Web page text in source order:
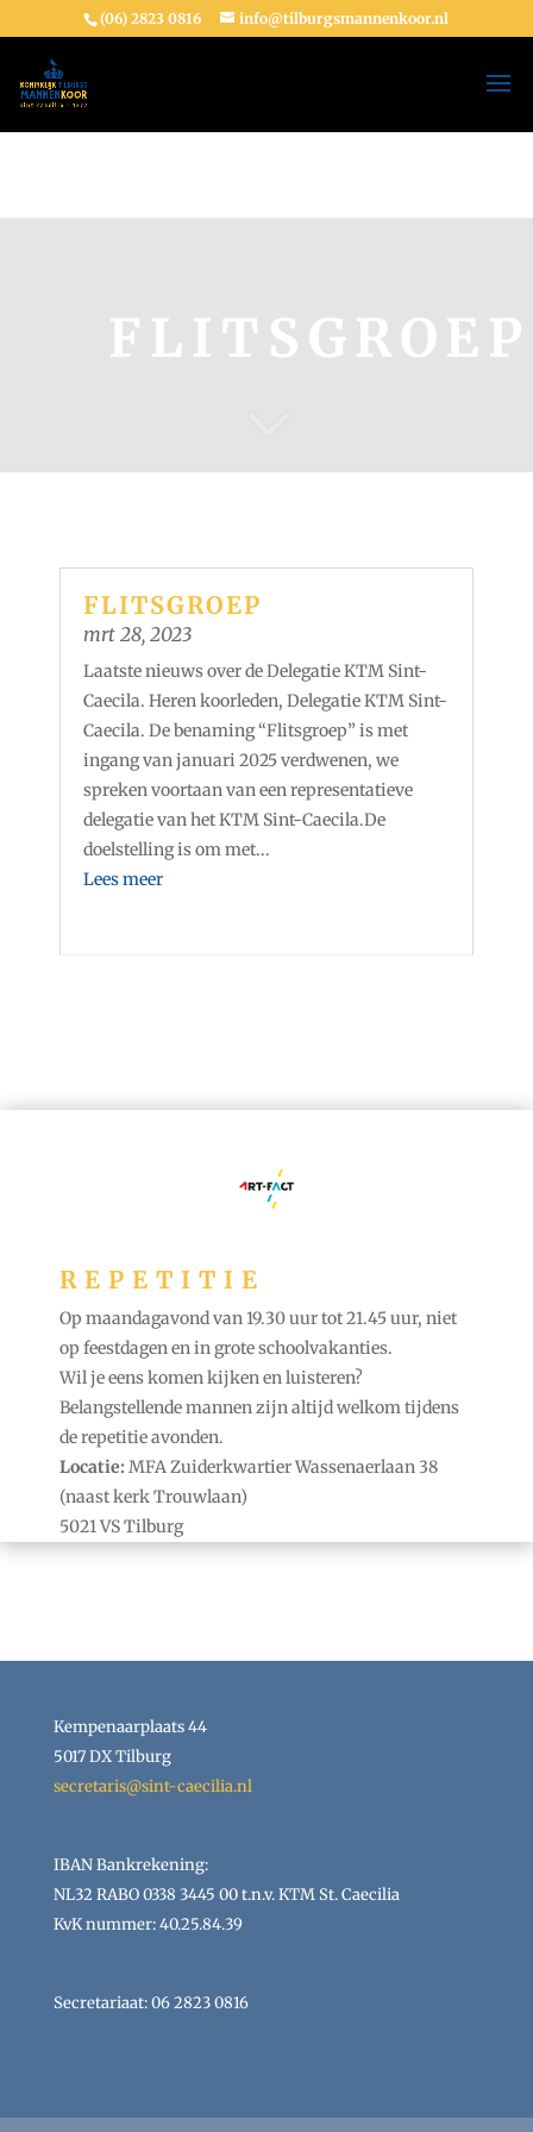
(06) 2823 0816 info@tilburgsmannenkoor.nl
FLITSGROEP
FLITSGROEP
mrt 28, 2023
Laatste nieuws over de Delegatie KTM Sint-
Caecila. Heren koorleden, Delegatie KTM Sint-
Caecila. De benaming “Flitsgroep” is met
ingang van januari 2025 verdwenen, we
spreken voortaan van een representatieve
delegatie van het KTM Sint-Caecila.De
doelstelling is om met...
Lees meer
REPETITIE
Op maandagavond van 19.30 uur tot 21.45 uur, niet
op feestdagen en in grote schoolvakanties.
Wil je eens komen kijken en luisteren?
Belangstellende mannen zijn altijd welkom tijdens
de repetitie avonden.
Locatie: MFA Zuiderkwartier Wassenaerlaan 38
(naast kerk Trouwlaan)
5021 VS Tilburg
Kempenaarplaats 44
5017 DX Tilburg
secretaris@sint-caecilia.nl
IBAN Bankrekening:
NL32 RABO 0338 3445 00 t.n.v. KTM St. Caecilia
KvK nummer: 40.25.84.39
Secretariaat: 06 2823 0816